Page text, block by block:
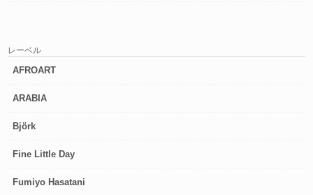
レーベル
AFROART
ARABIA
Björk
Fine Little Day
Fumiyo Hasatani